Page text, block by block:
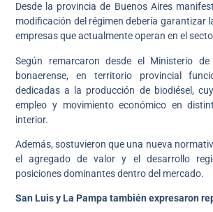
Desde la provincia de Buenos Aires
modificación del régimen debería garantizar
empresas que actualmente operan en el
Según remarcaron desde el Ministerio de
bonaerense, en territorio provincial
dedicadas a la producción de biodiésel,
empleo y movimiento económico en
interior.
Además, sostuvieron que una nueva
el agregado de valor y el desarrollo
posiciones dominantes dentro del mercado.
San Luis y La Pampa también expresaron